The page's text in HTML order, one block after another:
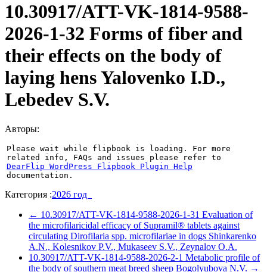
10.30917/ATT-VK-1814-9588-
2026-1-32 Forms of fiber and
their effects on the body of
laying hens Yalovenko I.D.,
Lebedev S.V.
Авторы:
Please wait while flipbook is loading. For more
related info, FAQs and issues please refer to
DearFlip WordPress Flipbook Plugin Help
documentation.
Категория :2026 год
← 10.30917/ATT-VK-1814-9588-2026-1-31 Evaluation of
the microfilaricidal efficacy of Supramil® tablets against
circulating Dirofilaria spp. microfilariae in dogs Shinkarenko
A.N., Kolesnikov P.V., Mukaseev S.V., Zeynalov O.A.
10.30917/ATT-VK-1814-9588-2026-2-1 Metabolic profile of
the body of southern meat breed sheep Bogolyubova N.V. →